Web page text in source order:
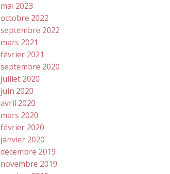
mai 2023
octobre 2022
septembre 2022
mars 2021
février 2021
septembre 2020
juillet 2020
juin 2020
avril 2020
mars 2020
février 2020
janvier 2020
décembre 2019
novembre 2019